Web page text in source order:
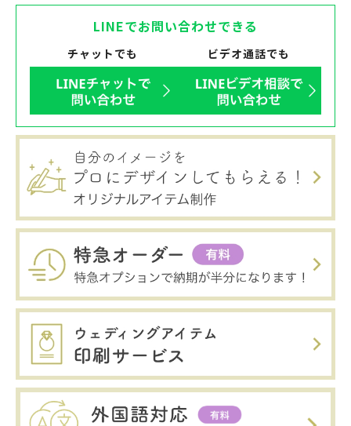
LINEでお問い合わせできる
チャットでも ビデオ通話でも